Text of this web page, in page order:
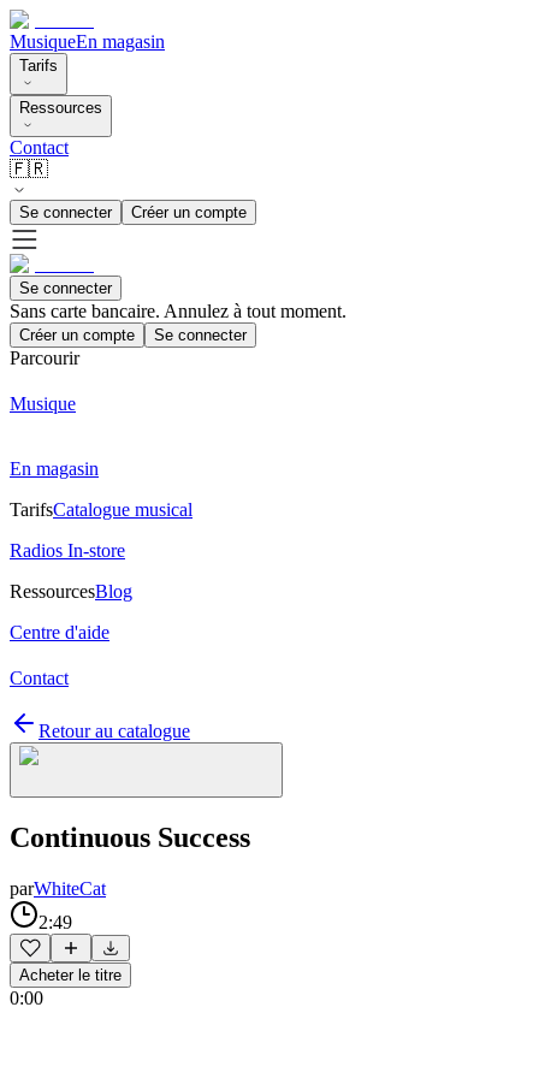
MusiqueEn magasin
Tarifs
Ressources
Contact
🇫🇷
Se connecter Créer un compte
Se connecter
Sans carte bancaire. Annulez à tout moment.
Créer un compte Se connecter
Parcourir
Musique
En magasin
TarifsCatalogue musical
Radios In-store
RessourcesBlog
Centre d'aide
Contact
Retour au catalogue
Continuous Success
parWhiteCat
2:49
Acheter le titre
0:00